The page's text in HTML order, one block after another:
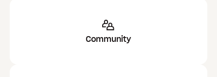
Community